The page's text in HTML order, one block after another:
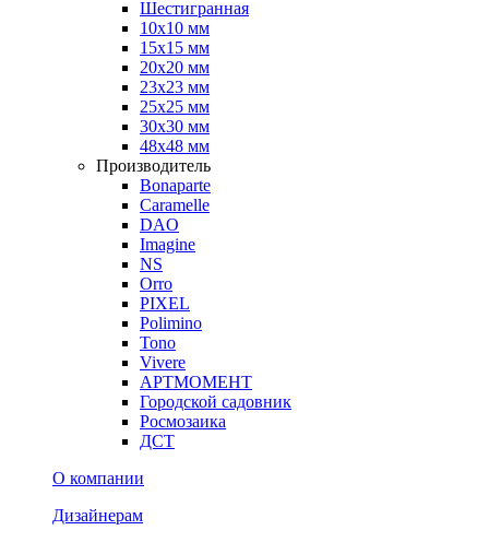
Шестигранная
10х10 мм
15х15 мм
20х20 мм
23х23 мм
25х25 мм
30х30 мм
48х48 мм
Производитель
Bonaparte
Caramelle
DAO
Imagine
NS
Orro
PIXEL
Polimino
Tono
Vivere
АРТМОМЕНТ
Городской садовник
Росмозаика
ДСТ
О компании
Дизайнерам